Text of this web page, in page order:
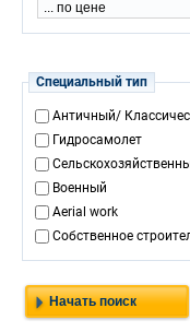
Специальный тип
Античный/
Гидросамолет
Военный
Aerial work
Собственное